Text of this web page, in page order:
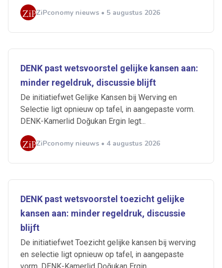
ZiPconomy nieuws • 5 augustus 2026
DENK past wetsvoorstel gelijke kansen aan:
minder regeldruk, discussie blijft
De initiatiefwet Gelijke Kansen bij Werving en
Selectie ligt opnieuw op tafel, in aangepaste vorm.
DENK-Kamerlid Doğukan Ergin legt...
ZiPconomy nieuws • 4 augustus 2026
DENK past wetsvoorstel toezicht gelijke
kansen aan: minder regeldruk, discussie
blijft
De initiatiefwet Toezicht gelijke kansen bij werving
en selectie ligt opnieuw op tafel, in aangepaste